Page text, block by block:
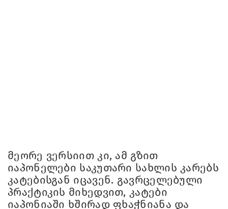
მეორე ვერსიით კი, ამ გზით
იაპონელები საკუთარი სახლის კარებს
კატებისგან იცავენ. გავრცელებული
პრაქტიკის მიხედვით, კატები
იაპონიაში ხშირად ფხაჭნიანა და